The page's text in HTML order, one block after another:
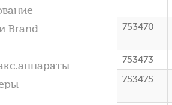
Brand
753470
753473
753475